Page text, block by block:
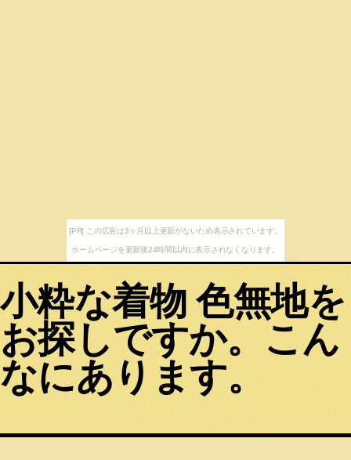
[PR] この広告は3ヶ月以上更新がないため表示されています。
ホームページを更新後24時間以内に表示されなくなります。
小粋な着物 色無地を
お探しですか。こん
なにあります。